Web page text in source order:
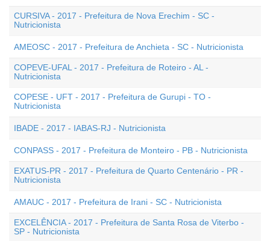
CURSIVA - 2017 - Prefeitura de Nova Erechim - SC -
Nutricionista
AMEOSC - 2017 - Prefeitura de Anchieta - SC - Nutricionista
COPEVE-UFAL - 2017 - Prefeitura de Roteiro - AL -
Nutricionista
COPESE - UFT - 2017 - Prefeitura de Gurupi - TO -
Nutricionista
IBADE - 2017 - IABAS-RJ - Nutricionista
CONPASS - 2017 - Prefeitura de Monteiro - PB - Nutricionista
EXATUS-PR - 2017 - Prefeitura de Quarto Centenário - PR -
Nutricionista
AMAUC - 2017 - Prefeitura de Irani - SC - Nutricionista
EXCELÊNCIA - 2017 - Prefeitura de Santa Rosa de Viterbo -
SP - Nutricionista